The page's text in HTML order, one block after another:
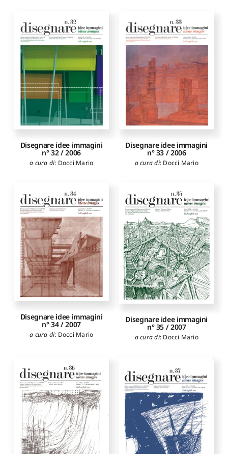
Disegnare idee immagini
n° 32 / 2006
a cura di: Docci Mario
Disegnare idee immagini
n° 33 / 2006
a cura di: Docci Mario
Disegnare idee immagini
n° 34 / 2007
a cura di: Docci Mario
Disegnare idee immagini
n° 35 / 2007
a cura di: Docci Mario